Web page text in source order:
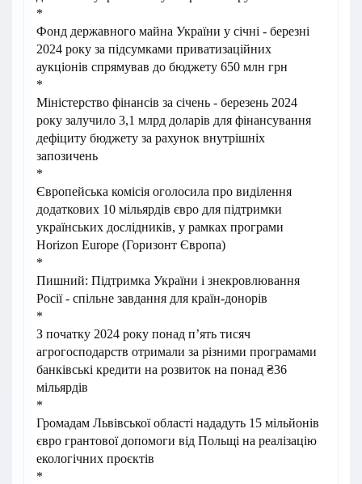
*
Фонд державного майна України у січні - березні
2024 року за підсумками приватизаційних
аукціонів спрямував до бюджету 650 млн грн
*
Міністерство фінансів за січень - березень 2024
року залучило 3,1 млрд доларів для фінансування
дефіциту бюджету за рахунок внутрішніх
запозичень
*
Європейська комісія оголосила про виділення
додаткових 10 мільярдів євро для підтримки
українських дослідників, у рамках програми
Horizon Europe (Горизонт Європа)
*
Пишний: Підтримка України і знекровлювання
Росії - спільне завдання для країн-донорів
*
З початку 2024 року понад пʼять тисяч
агрогосподарств отримали за різними програмами
банківські кредити на розвиток на понад ₴36
мільярдів
*
Громадам Львівської області нададуть 15 мільйонів
євро грантової допомоги від Польщі на реалізацію
екологічних проєктів
*